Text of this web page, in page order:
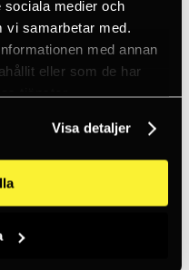
sociala medier och
vi samarbetar med.
med annan
eller som de har
tjänster.
Visa detaljer